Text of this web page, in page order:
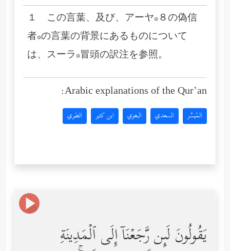
１ この言葉、及び、アーヤ*８の偽信
者*の言葉の背景にあるものについて
は、スーラ*冒頭の訳注を参照。
Arabic explanations of the Qur’an:
المُيسَّر السعدي البغوي ابن كثير الطبري
یَقُولُونَ لَىِٕن رَّجَعۡنَاۤ إِلَى ٱلۡمَدِینَةِ